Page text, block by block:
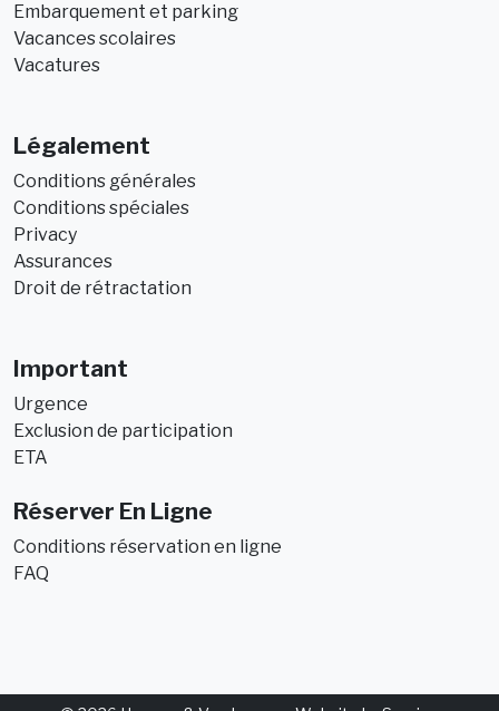
Embarquement et parking
Vacances scolaires
Vacatures
Légalement
Conditions générales
Conditions spéciales
Privacy
Assurances
Droit de rétractation
Important
Urgence
Exclusion de participation
ETA
Réserver En Ligne
Conditions réservation en ligne
FAQ